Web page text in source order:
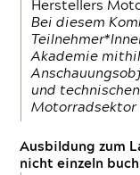
Herstellers
Bei diesem
Akademie
und
Motorradsektor
Ausbildung zum
nicht einzeln